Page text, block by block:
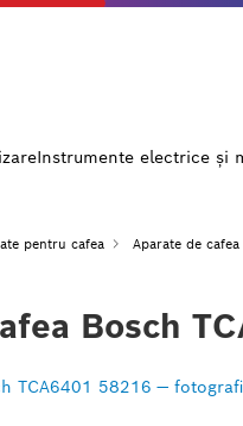
Instrumente electrice și
pentru cafea Aparate de cafea
Bosch